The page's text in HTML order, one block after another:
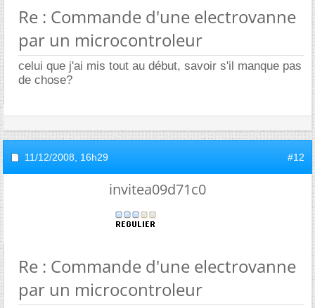
Re : Commande d'une electrovanne
par un microcontroleur
celui que j'ai mis tout au début, savoir s'il manque pas
de chose?
11/12/2008, 16h29 #12
invitea09d71c0
Re : Commande d'une electrovanne
par un microcontroleur